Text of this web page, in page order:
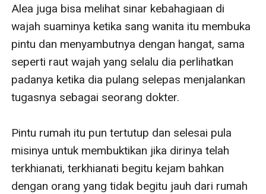
Alea juga bisa melihat sinar kebahagiaan di
wajah suaminya ketika sang wanita itu membuka
pintu dan menyambutnya dengan hangat, sama
seperti raut wajah yang selalu dia perlihatkan
padanya ketika dia pulang selepas menjalankan
tugasnya sebagai seorang dokter.
Pintu rumah itu pun tertutup dan selesai pula
misinya untuk membuktikan jika dirinya telah
terkhianati, terkhianati begitu kejam bahkan
dengan orang yang tidak begitu jauh dari rumah